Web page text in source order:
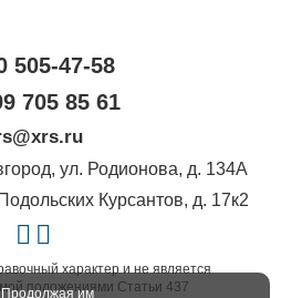
505-47-58
705 85 61
, ул. Родионова, д. 134А
Курсантов, д. 17к2
характер и не является
положениями Статьи 437
Продолжая им